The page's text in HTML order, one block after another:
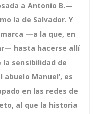
a Antonio B.—
la de Salvador. Y
—a la que, en
hasta hacerse allí
la sensibilidad de
abuelo Manuel’, es
en las redes de
al que la historia